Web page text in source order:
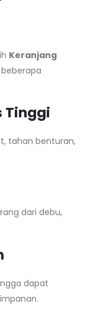
Keranjang
Tinggi
tahan benturan,
dari debu,
dapat